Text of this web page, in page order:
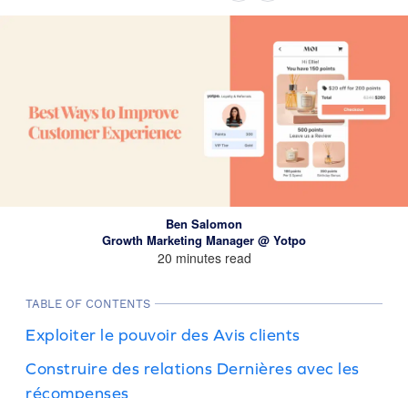
Ben Salomon
Growth Marketing Manager @ Yotpo
20 minutes read
TABLE OF CONTENTS
Exploiter le pouvoir des Avis clients
Construire des relations Dernières avec les
récompenses